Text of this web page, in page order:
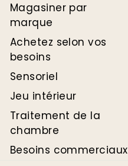
Magasiner par
marque
Achetez selon vos
besoins
Sensoriel
Jeu intérieur
Traitement de la
chambre
Besoins commerciaux